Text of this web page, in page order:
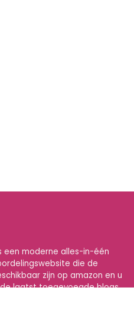
een moderne alles-in-één
die de
zijn op amazon en u
laatst toegevoegde blogs.